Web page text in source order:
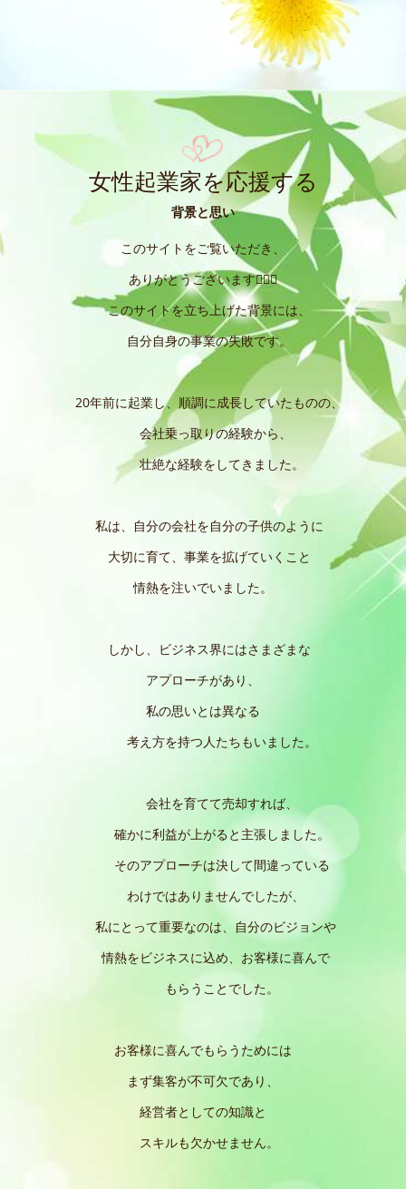
背景と思い
女性起業家を応援する
このサイトをご覧いただき、
ありがとうございます🙇‍♀️✨
このサイトを立ち上げた背景には、
自分自身の事業の失敗です。
20年前に起業し、順調に成長していたものの、
会社乗っ取りの経験から、
壮絶な経験をしてきました。
私は、自分の会社を自分の子供のように
大切に育て、事業を拡げていくこと
情熱を注いでいました。
しかし、ビジネス界にはさまざまな
アプローチがあり、
私の思いとは異なる
考え方を持つ人たちもいました。
会社を育てて売却すれば、
確かに利益が上がると主張しました。
そのアプローチは決して間違っている
わけではありませんでしたが、
私にとって重要なのは、自分のビジョンや
情熱をビジネスに込め、お客様に喜んで
もらうことでした。
お客様に喜んでもらうためには
まず集客が不可欠であり、
経営者としての知識と
スキルも欠かせません。